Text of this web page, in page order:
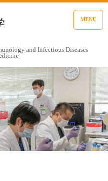
and Infectious Diseases
MENU